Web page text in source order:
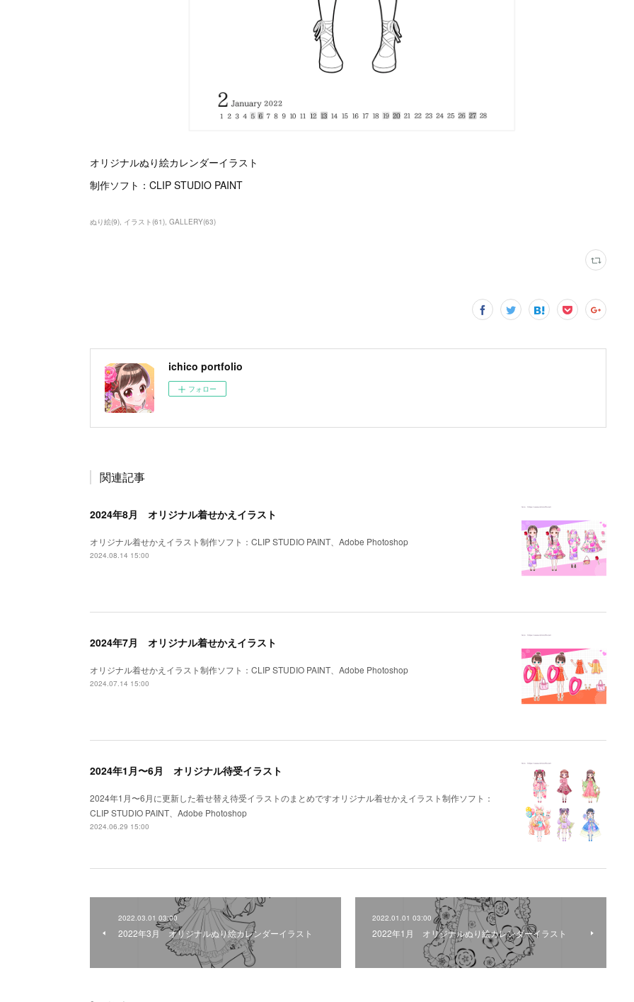
オリジナルぬり絵カレンダーイラスト
制作ソフト：CLIP STUDIO PAINT
ぬり絵(9) イラスト(61) GALLERY(63)
ichico portfolio
フォロー
関連記事
2024年8月 オリジナル着せかえイラスト
オリジナル着せかえイラスト制作ソフト：CLIP STUDIO PAINT、Adobe Photoshop
2024.08.14 15:00
2024年7月 オリジナル着せかえイラスト
オリジナル着せかえイラスト制作ソフト：CLIP STUDIO PAINT、Adobe Photoshop
2024.07.14 15:00
2024年1月〜6月 オリジナル待受イラスト
2024年1月〜6月に更新した着せ替え待受イラストのまとめですオリジナル着せかえイラスト制作ソフト：
CLIP STUDIO PAINT、Adobe Photoshop
2024.06.29 15:00
2022.03.01 03:00
2022年3月 オリジナルぬり絵カレンダーイラスト
2022.01.01 03:00
2022年1月 オリジナルぬり絵カレンダーイラスト